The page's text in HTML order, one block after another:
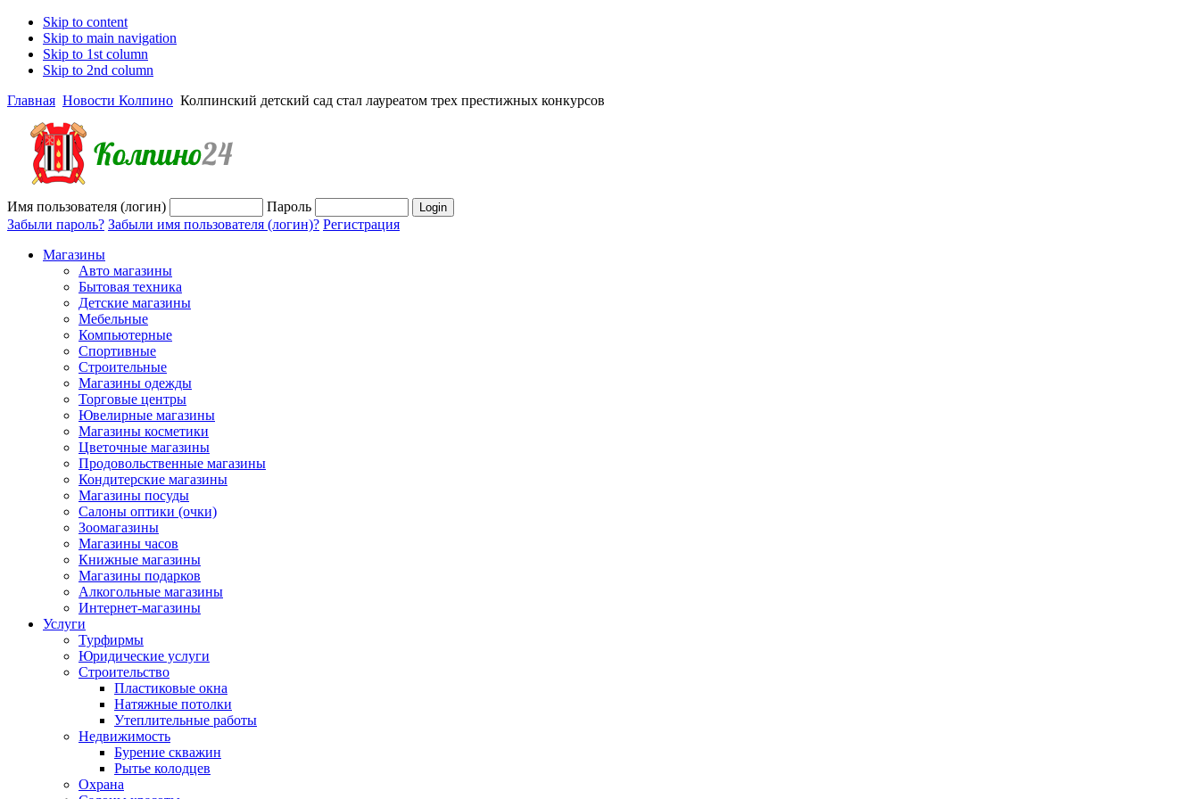
Skip to content
Skip to main navigation
Skip to 1st column
Skip to 2nd column
Главная Новости Колпино Колпинский детский сад стал лауреатом трех престижных конкурсов
Имя пользователя (логин)
Пароль
Забыли пароль? Забыли имя пользователя (логин)? Регистрация
Магазины
Авто магазины
Бытовая техника
Детские магазины
Мебельные
Компьютерные
Спортивные
Строительные
Магазины одежды
Торговые центры
Ювелирные магазины
Магазины косметики
Цветочные магазины
Продовольственные магазины
Кондитерские магазины
Магазины посуды
Салоны оптики (очки)
Зоомагазины
Магазины часов
Книжные магазины
Магазины подарков
Алкогольные магазины
Интернет-магазины
Услуги
Турфирмы
Юридические услуги
Строительство
Пластиковые окна
Натяжные потолки
Утеплительные работы
Недвижимость
Бурение скважин
Рытье колодцев
Охрана